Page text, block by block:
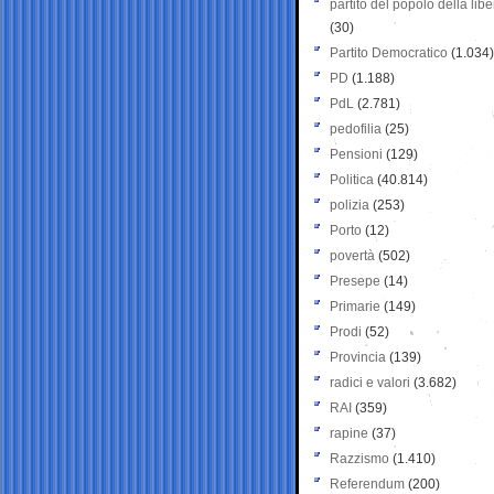
partito del popolo della
(30)
Partito Democratico (1.034)
PD (1.188)
PdL (2.781)
pedofilia (25)
Pensioni (129)
Politica (40.814)
polizia (253)
Porto (12)
povertà (502)
Presepe (14)
Primarie (149)
Prodi (52)
Provincia (139)
radici e valori (3.682)
RAI (359)
rapine (37)
Razzismo (1.410)
Referendum (200)